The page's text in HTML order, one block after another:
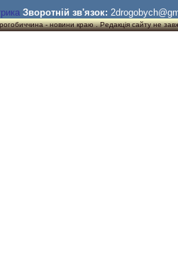
Зворотній зв'язок:
- новини краю . Редакція сайту не